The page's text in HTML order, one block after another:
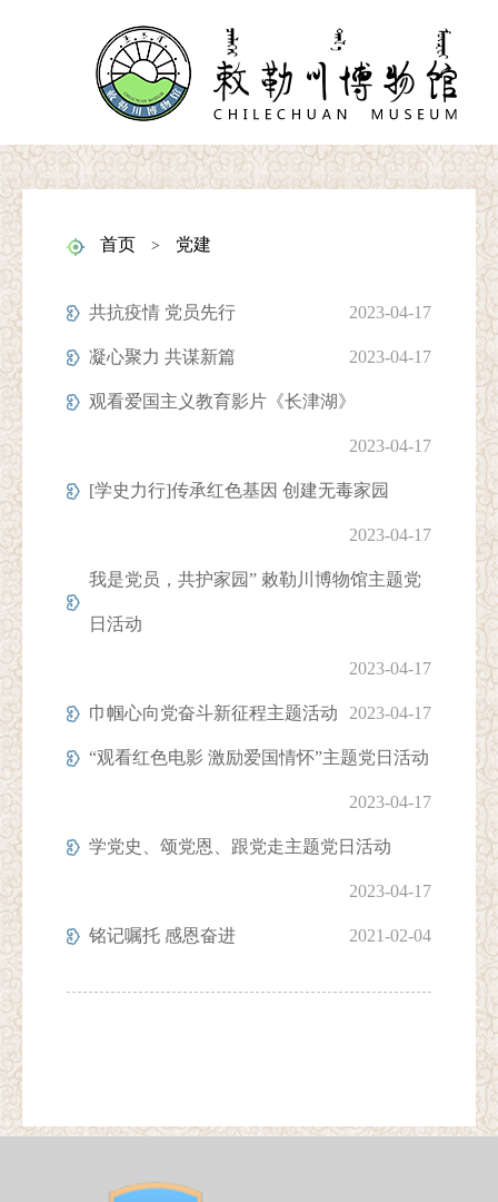
首页 > 党建
共抗疫情 党员先行 2023-04-17
凝心聚力 共谋新篇 2023-04-17
观看爱国主义教育影片《长津湖》
2023-04-17
[学史力行]传承红色基因 创建无毒家园
2023-04-17
我是党员，共护家园” 敕勒川博物馆主题党
日活动
2023-04-17
巾帼心向党奋斗新征程主题​活动 2023-04-17
“观看红色电影 激励爱国情怀”主题党日活动
2023-04-17
学党史、颂党恩、跟党走主题党日活动
2023-04-17
铭记嘱托 感恩奋进 2021-02-04